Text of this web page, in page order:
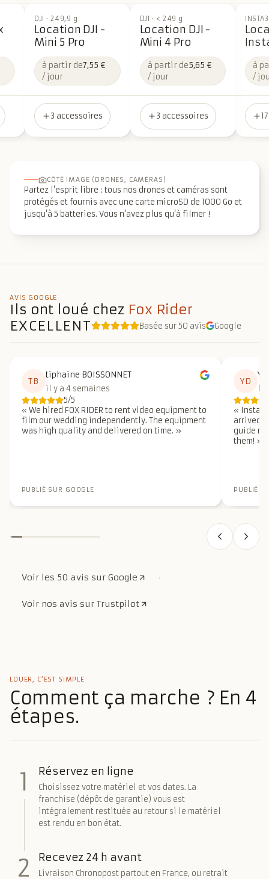
DJI ·249,9 g
Location DJI -
Mini 5 Pro
à partir de7,55 €
/ jour
3 accessoires
DJI · < 249 g
Location DJI -
Mini 4 Pro
à partir de5,65 €
/ jour
3 accessoires
à
/
CÔTÉ IMAGE (DRONES, CAMÉRAS)
Partez l’esprit libre : tous nos drones et caméras sont
protégés et fournis avec une carte microSD de 1000 Go et
jusqu’à 5 batteries. Vous n’avez plus qu’à filmer !
AVIS GOOGLE
Ils ont loué chez Fox Rider
EXCELLENTNote moyenne : 5,0 sur 5
Basée sur 50 avis Google
TB
tiphaine BOISSONNET
il y a 4 semaines13 juil. 2026
5/5Note : 5 sur 5
« We hired FOX RIDER to rent video equipment to
film our wedding independently. The equipment
was high quality and delivered on time. »
PUBLIÉ SUR GOOGLE
YD
«
Insta
arrived
guide
them! »
PUBLIÉ
Voir les 50 avis sur Google ·
Voir nos avis sur Trustpilot
LOUER, C’EST SIMPLE
Comment ça marche ? En 4
étapes.
1 Réservez en ligne
Choisissez votre matériel et vos dates. La
franchise (dépôt de garantie) vous est
intégralement restituée au retour si le matériel
est rendu en bon état.
2 Recevez 24 h avant
Livraison Chronopost partout en France, ou retrait